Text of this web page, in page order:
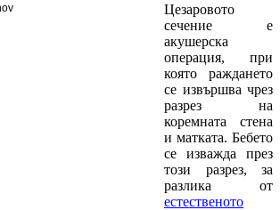
Цезаровото
сечение е
акушерска
операция, при
която раждането
се извършва чрез
разрез на
коремната стена
и матката. Бебето
се изважда през
този разрез, за
разлика от
естественото